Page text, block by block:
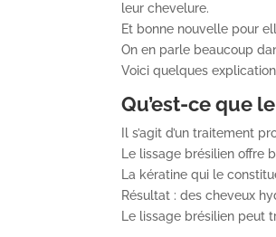
leur chevelure.
Et bonne nouvelle pour
On en parle beaucoup
Voici quelques
Qu’est-ce que
Il s’agit d’un traitement
Le lissage brésilien offre
La kératine qui le
Résultat : des cheveux
Le lissage brésilien peut